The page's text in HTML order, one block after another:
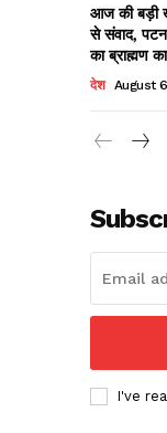
आज की बड़ी
से संवाद,
का ब्राह्मण
देश August
I've